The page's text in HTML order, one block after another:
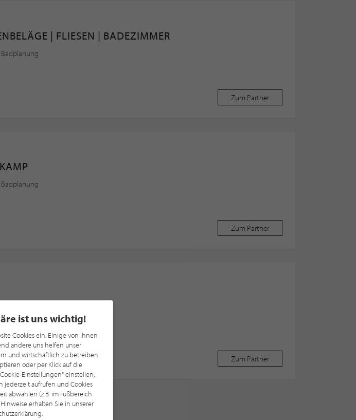
| FLIESEN | BADEZIMMER
Badplanung
Zum Partner
Badplanung
Zum Partner
Zum Partner
ist uns wichtig!
Cookies ein. Einige von ihnen
andere uns helfen unser
und wirtschaftlich zu betreiben.
oder per Klick auf die
Einstellungen" einstellen,
jederzeit aufrufen und Cookies
abwählen (z.B. im Fußbereich
erhalten Sie in unserer